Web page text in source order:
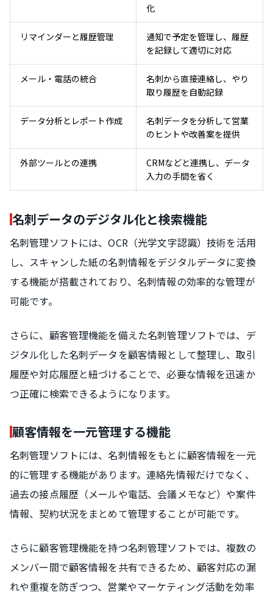
化
リマインダーと履歴管理
通知で予定を管理し、履歴
を記録して適切に対応
メール・電話の統合
名刺から直接連絡し、やり
取り履歴を自動記録
データ分析とレポート作成
名刺データを分析して営業
のヒントや改善案を提供
外部ツールとの連携
CRMなどと連携し、データ
入力の手間を省く
名刺データのデジタル化と検索機能
名刺管理ソフトには、OCR（光学文字認識）技術を活用
し、スキャンした紙の名刺情報をデジタルデータに変換
する機能が搭載されており、名刺情報の効率的な管理が
可能です。
さらに、顧客管理機能を備えた名刺管理ソフトでは、デ
ジタル化した名刺データを顧客情報として整理し、取引
履歴や対応履歴と紐づけることで、必要な情報を迅速か
つ正確に検索できるようになります。
顧客情報を一元管理する機能
名刺管理ソフトには、名刺情報をもとに顧客情報を一元
的に管理する機能があります。連絡先情報だけでなく、
過去の接点履歴（メールや電話、会議メモなど）や案件
情報、契約状況をまとめて管理することが可能です。
さらに顧客管理機能を持つ名刺管理ソフトでは、複数の
メンバー間で顧客情報を共有できるため、顧客対応の漏
れや重複を防ぎつつ、営業やマーケティング活動を効率